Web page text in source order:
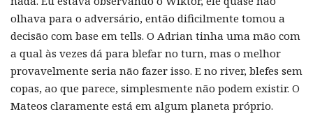
olhava para o adversário, então dificilmente tomou a
decisão com base em tells. O Adrian tinha uma mão com
a qual às vezes dá para blefar no turn, mas o melhor
provavelmente seria não fazer isso. E no river, blefes sem
copas, ao que parece, simplesmente não podem existir. O
Mateos claramente está em algum planeta próprio.